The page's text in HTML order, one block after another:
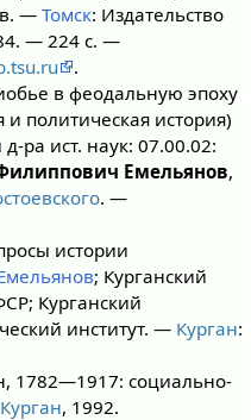
—Томск: Издательство
— 224 с. —
.
в феодальную эпоху
политическая история)
ра ист. наук: 07.00.02:
Емельянов,
. —
истории
; Курганский
Курганский
институт. — Курган:
1782—1917: социально-
Курган, 1992.